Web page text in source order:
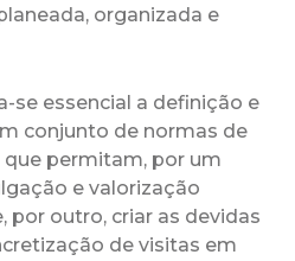
organizada e
se essencial a definição e
conjunto de normas de
permitam, por um
e valorização
por outro, criar as devidas
de visitas em